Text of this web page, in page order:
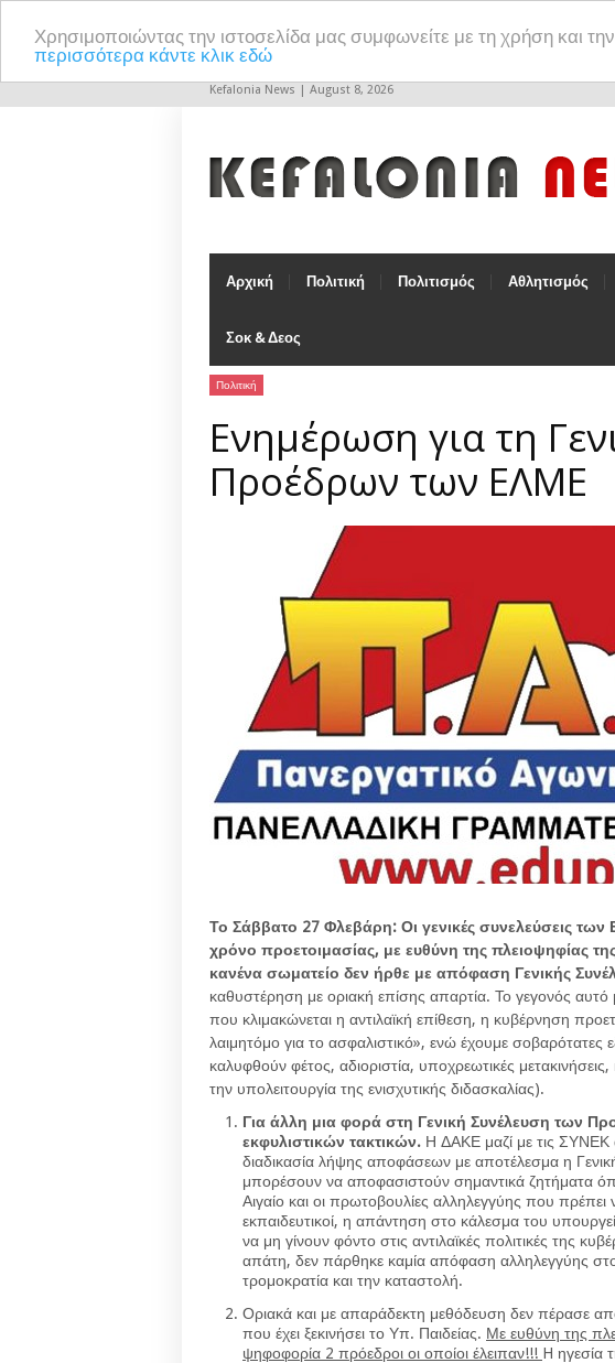
Χρησιμοποιώντας την ιστοσελίδα μας συμφωνείτε με τη χρήση και
περισσότερα κάντε κλικ εδώ
Kefalonia News | August 8, 2026
Αρχική Πολιτική Πολιτισμός Αθλητισμός
Σοκ & Δεος
Πολιτική
Ενημέρωση για τη
Προέδρων των ΕΛΜΕ
Το Σάββατο 27 Φλεβάρη: Οι γενικές συνελεύσεις των
χρόνο προετοιμασίας, με ευθύνη της πλειοψηφίας
κανένα σωματείο δεν ήρθε με απόφαση Γενικής
καθυστέρηση με οριακή επίσης απαρτία. Το γεγονός αυτό
που κλιμακώνεται η αντιλαϊκή επίθεση, η κυβέρνηση
λαιμητόμο για το ασφαλιστικό», ενώ έχουμε σοβαρότατες
καλυφθούν φέτος, αδιοριστία, υποχρεωτικές
την υπολειτουργία της ενισχυτικής διδασκαλίας).
Για άλλη μια φορά στη Γενική Συνέλευση των
εκφυλιστικών τακτικών. Η ΔΑΚΕ μαζί με τις
διαδικασία λήψης αποφάσεων με αποτέλεσμα η
μπορέσουν να αποφασιστούν σημαντικά ζητήματα
Αιγαίο και οι πρωτοβουλίες αλληλεγγύης που
εκπαιδευτικοί, η απάντηση στο κάλεσμα του
να μη γίνουν φόντο στις αντιλαϊκές πολιτικές της
απάτη, δεν πάρθηκε καμία απόφαση αλληλεγγύης
τρομοκρατία και την καταστολή.
Οριακά και με απαράδεκτη μεθόδευση δεν πέρασε
που έχει ξεκινήσει το Υπ. Παιδείας. Με ευθύνη της
ψηφοφορία 2 πρόεδροι οι οποίοι έλειπαν!!! H ηγεσία